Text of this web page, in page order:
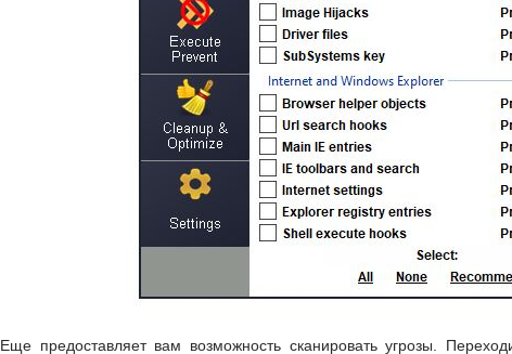
Еще предоставляет вам возможность сканировать угрозы.